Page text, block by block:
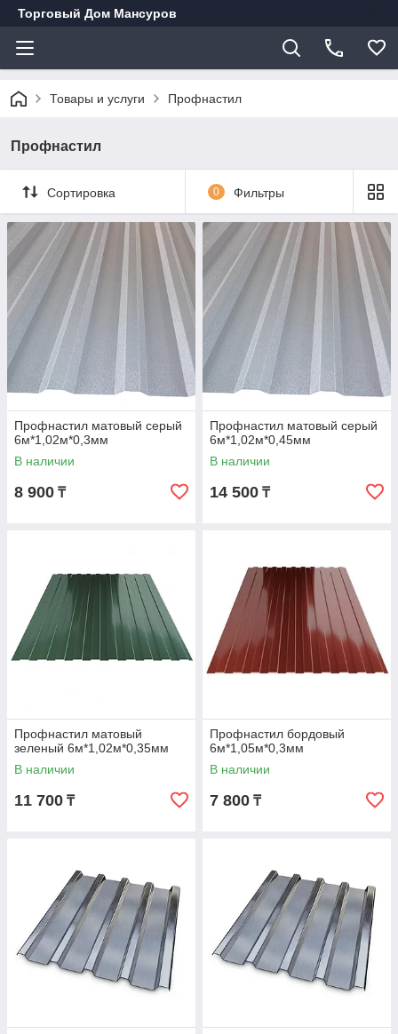
Торговый Дом Мансуров
Товары и услуги Профнастил
Профнастил
Сортировка 0 Фильтры
Профнастил матовый серый
6м*1,02м*0,3мм
В наличии
8 900 ₸
Профнастил матовый серый
6м*1,02м*0,45мм
В наличии
14 500 ₸
Профнастил матовый
зеленый 6м*1,02м*0,35мм
В наличии
11 700 ₸
Профнастил бордовый
6м*1,05м*0,3мм
В наличии
7 800 ₸